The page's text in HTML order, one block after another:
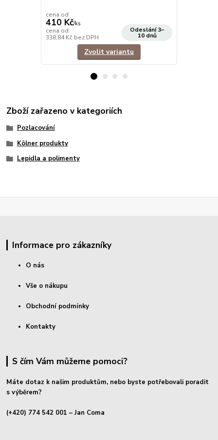
cena od
410 Kč/ks
cena od
338,84 Kč bez DPH
Odeslání 3–
10 dnů
Zvolit variantu
Zboží zařazeno v kategoriích
Pozlacování
Kölner produkty
Lepidla a polimenty
Informace pro zákazníky
O nás
Vše o nákupu
Obchodní podmínky
Kontakty
S čím Vám můžeme pomoci?
Máte dotaz k našim produktům, nebo byste potřebovali poradit
s výběrem?
(+420) 774 542 001 – Jan Coma